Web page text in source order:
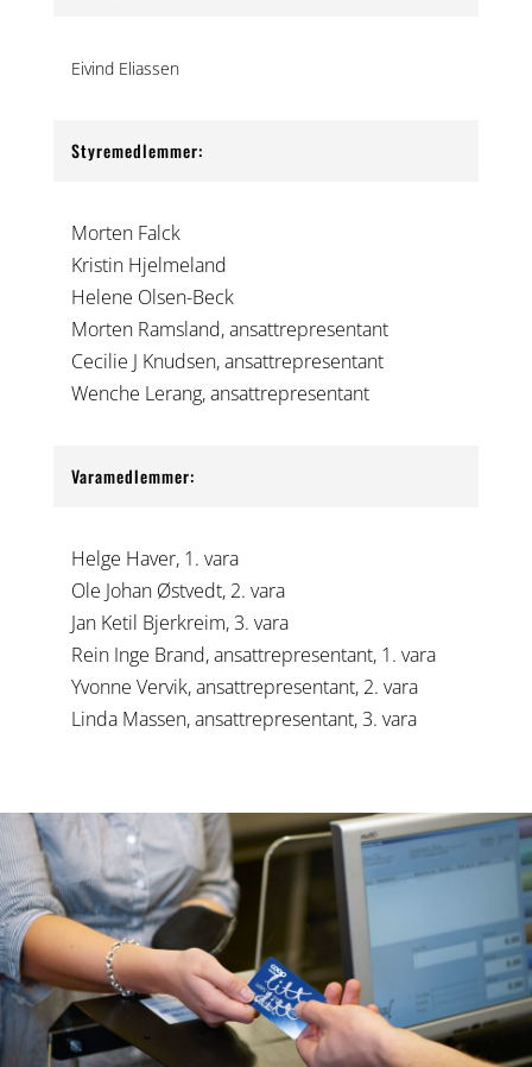
Eivind Eliassen
Styremedlemmer:
Morten Falck
Kristin Hjelmeland
Helene Olsen-Beck
Morten Ramsland, ansattrepresentant
Cecilie J Knudsen, ansattrepresentant
Wenche Lerang, ansattrepresentant
Varamedlemmer:
Helge Haver, 1. vara
Ole Johan Østvedt, 2. vara
Jan Ketil Bjerkreim, 3. vara
Rein Inge Brand, ansattrepresentant, 1. vara
Yvonne Vervik, ansattrepresentant, 2. vara
Linda Massen, ansattrepresentant, 3. vara